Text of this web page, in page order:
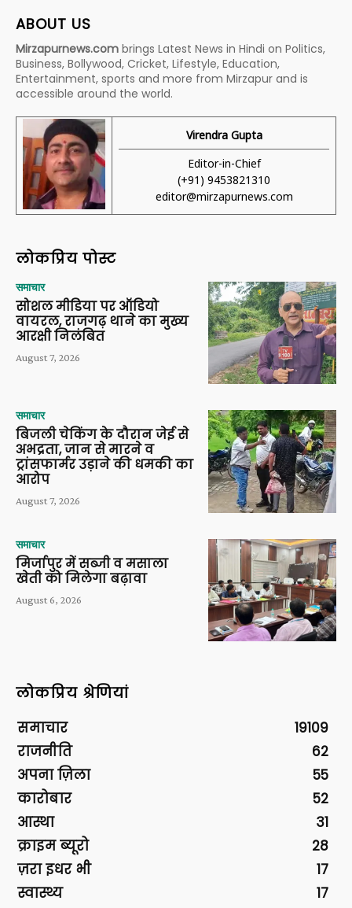
ABOUT US
Mirzapurnews.com brings Latest News in Hindi on Politics,
Business, Bollywood, Cricket, Lifestyle, Education,
Entertainment, sports and more from Mirzapur and is
accessible around the world.
Virendra Gupta
Editor-in-Chief
(+91) 9453821310
editor@mirzapurnews.com
लोकप्रिय पोस्ट
समाचार
सोशल मीडिया पर ऑडियो
वायरल, राजगढ़ थाने का मुख्य
आरक्षी निलंबित
August 7, 2026
समाचार
बिजली चेकिंग के दौरान जेई से
अभद्रता, जान से मारने व
ट्रांसफार्मर उड़ाने की धमकी का
आरोप
August 7, 2026
समाचार
मिर्जापुर में सब्जी व मसाला
खेती को मिलेगा बढ़ावा
August 6, 2026
लोकप्रिय श्रेणियां
समाचार
19109
राजनीति
62
अपना ज़िला
55
कारोबार
52
आस्था
31
क्राइम ब्यूरो
28
ज़रा इधर भी
17
स्वास्थ्य
17